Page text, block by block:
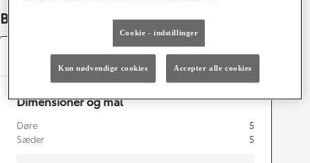
Bildetaljer
Specifikationer
Dimensioner og mål
Døre
5
Sæder
5
Cookie - indstillinger
Kun nødvendige cookies Accepter alle cookies